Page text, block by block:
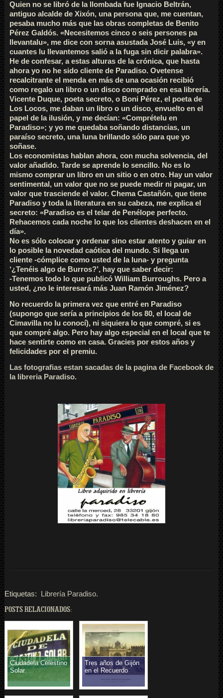
Quien no se libró de la llombada fue Ignacio Beltrán,
antiguo alcalde de Xixón, una persona que, me cuentan,
pesaba mucho más que las obras completas de Benito
Pérez Galdós. «Necesitemos cinco o seis persones pa
llevantalu», me dice con sorna asustada José Luis, «y en
cuantes lu llevantemos salió a la fuga sin dicir palabra».
He de confesar, a estas alturas de la crónica, que hasta
ahora yo no he sido cliente de Paradiso. Ovetense
recalcitrante el menda en más de una ocasión recibió
como regalo un libro o un disco comprado en esa librería.
Vicente Duque, poeta secreto, o Boni Pérez, el poeta de
Los Locos, me daban un libro o un disco, envuelto en el
papel de la ilusión, y me decían: «Comprételu en
Paradiso»; y yo me quedaba soñando distancias, un
paraíso secreto, una luna brillando sólo para que yo
soñase.
Los economistas hablan ahora, con mucha solvencia, del
valor añadido. Tarde se aprende lo sencillo. No es lo
mismo comprar un libro en un sitio o en otro. Hay un valor
sentimental, un valor que no se puede medir ni pagar, un
valor que trasciende el valor. Chema Castañón, que tiene
Paradiso y toda la literatura en su cabeza, me explica el
secreto: «Paradiso es el telar de Penélope perfecto.
Rehacemos cada noche lo que los clientes deshacen en el
día».
No es sólo colocar y ordenar sino estar atento y guiar en
lo posible la novedad caótica del mundo. Si llega un
cliente -cómplice como usted de la luna- y pregunta
‘¿Tenéis algo de Burros?’, hay que saber decir:
-Tenemos todo lo que publicó William Burroughs. Pero a
usted, ¿no le interesará más Juan Ramón Jiménez?
No recuerdo la primera vez que entré en Paradiso
(supongo que sería a principios de los 80, el local de
Cimavilla no lu conocí), ni siquiera lo que compré, si es
que compré algo. Pero hay algo especial en el local que te
hace sentirte como en casa. Gracies por estos años y
felicidades por el premiu.
Las fotografias estan sacadas de la pagina de Facebook de
la libreria Paradiso.
Etiquetas:
Librería Paradiso.
POSTS RELACIONADOS:
Ciudadela Celestino
Solar.
Tres años de Gijón
en el Recuerdo